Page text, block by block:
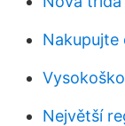
Největší